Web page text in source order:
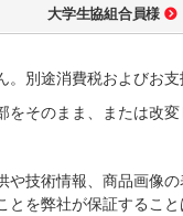
大学生協組合員様
別途消費税およびお支
そのまま、または改変
技術情報、商品画像の
を弊社が保証すること